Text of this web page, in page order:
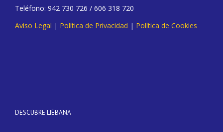
Teléfono: 942 730 726 / 606 318 720
Aviso Legal | Política de Privacidad | Política de Cookies
DESCUBRE LIÉBANA